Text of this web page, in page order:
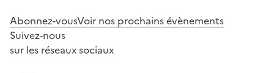
Abonnez-vousVoir nos prochains évènements
Suivez-nous
sur les réseaux sociaux